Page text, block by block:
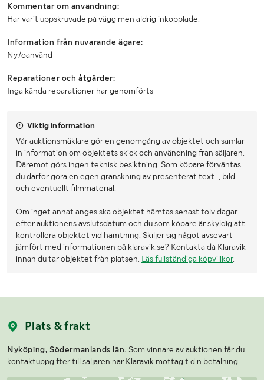
Kommentar om användning:
Har varit uppskruvade på vägg men aldrig inkopplade.
Information från nuvarande ägare:
Ny/oanvänd
Reparationer och åtgärder:
Inga kända reparationer har genomförts
Viktig information
Vår auktionsmäklare gör en genomgång av objektet och samlar
in information om objektets skick och användning från säljaren.
Däremot görs ingen teknisk besiktning. Som köpare förväntas
du därför göra en egen granskning av presenterat text-, bild-
och eventuellt filmmaterial.
Om inget annat anges ska objektet hämtas senast tolv dagar
efter auktionens avslutsdatum och du som köpare är skyldig att
kontrollera objektet vid hämtning. Skiljer sig något avsevärt
jämfört med informationen på klaravik.se? Kontakta då Klaravik
innan du tar objektet från platsen. Läs fullständiga köpvillkor.
Plats & frakt
Nyköping, Södermanlands län. Som vinnare av auktionen får du
kontaktuppgifter till säljaren när Klaravik mottagit din betalning.